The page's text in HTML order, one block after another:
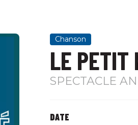
Chanson
LE PETIT
SPECTACLE
DATE